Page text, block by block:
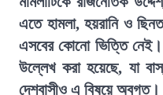
এতে হামলা, হয়রানি ও
এসবের কোনো ভিত্তি নেই।
উল্লেখ করা হয়েছে, যা
দেশবাসীও এ বিষয়ে অবগত।